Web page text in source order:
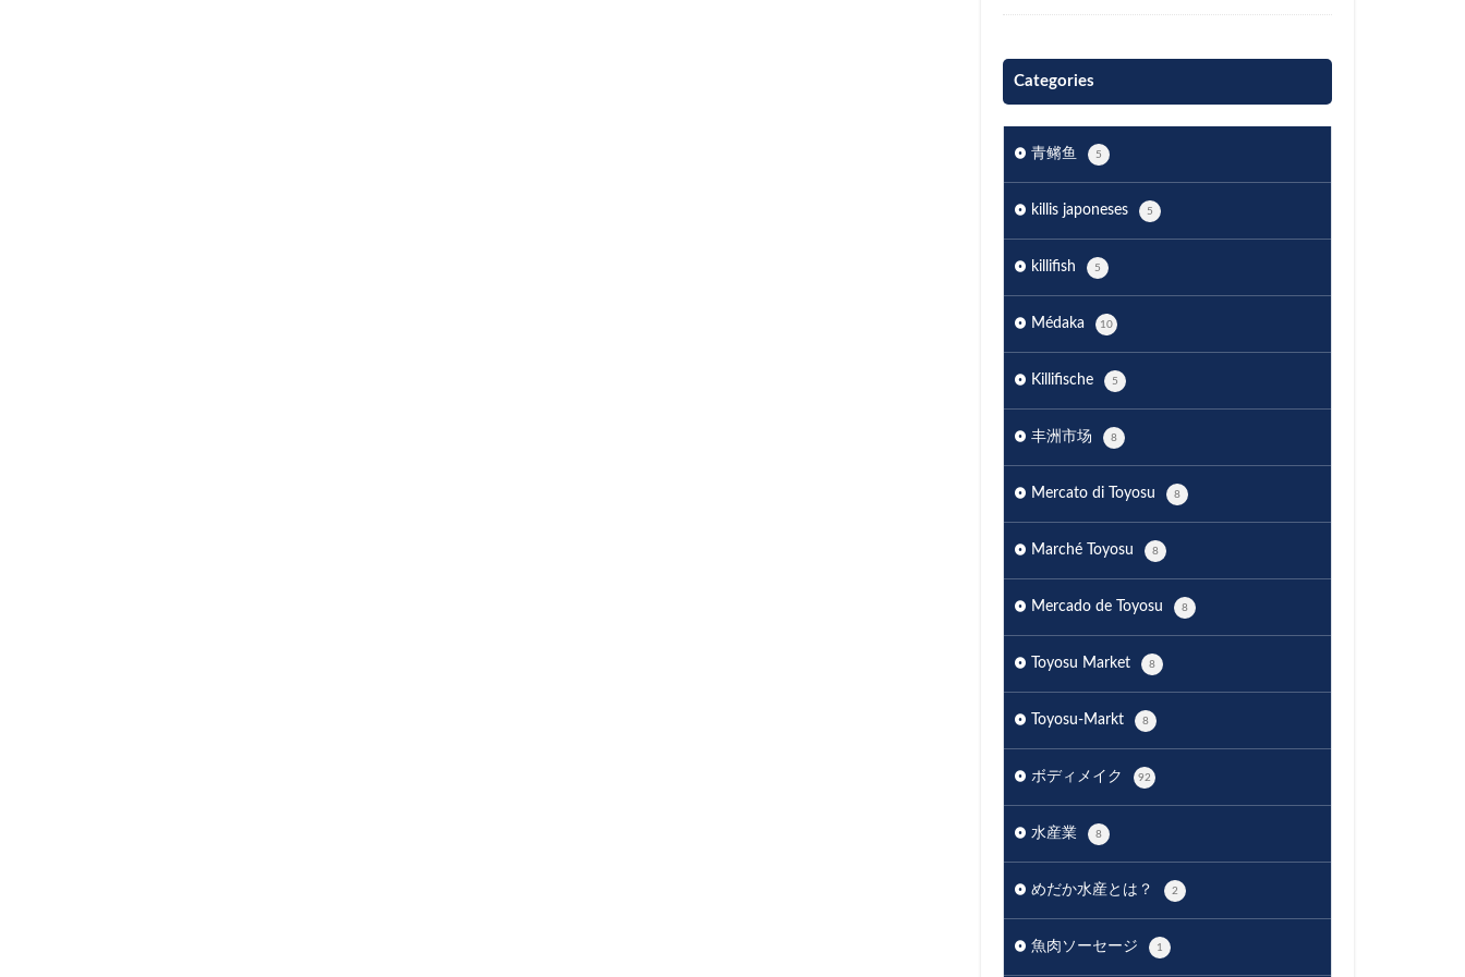
Categories
青鳉鱼 5
killis japoneses 5
killifish 5
Médaka 10
Killifische 5
丰洲市场 8
Mercato di Toyosu 8
Marché Toyosu 8
Mercado de Toyosu 8
Toyosu Market 8
Toyosu-Markt 8
ボディメイク 92
水産業 8
めだか水産とは？ 2
魚肉ソーセージ 1